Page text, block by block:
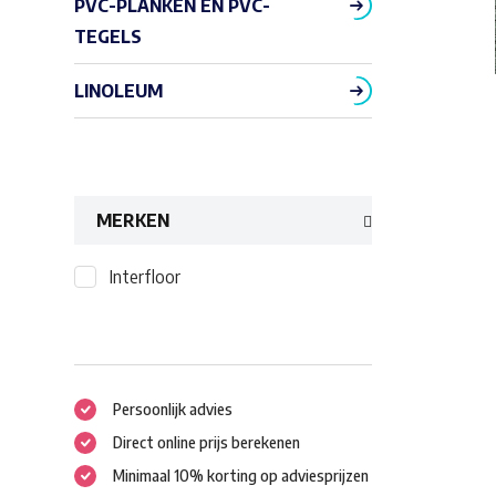
PVC-PLANKEN EN PVC-
TEGELS
LINOLEUM
MERKEN
Interfloor
Persoonlijk advies
Direct online prijs berekenen
Minimaal 10% korting op adviesprijzen